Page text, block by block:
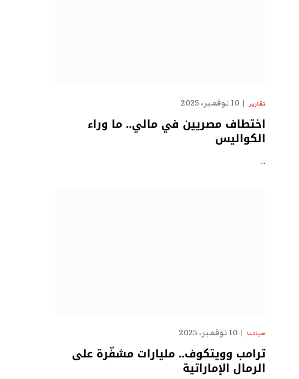
تقارير 10 نوفمبر، 2025
اختطاف مصريين في مالي.. ما وراء
الكواليس
…
حياتنا 10 نوفمبر، 2025
ترامب وويتكوف.. مليارات مشفّرة على
الرمال الإماراتية